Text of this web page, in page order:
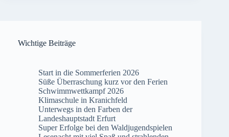
Wichtige Beiträge
Start in die Sommerferien 2026
Süße Überraschung kurz vor den Ferien
Schwimmwettkampf 2026
Klimaschule in Kranichfeld
Unterwegs in den Farben der
Landeshauptstadt Erfurt
Super Erfolge bei den Waldjugendspielen